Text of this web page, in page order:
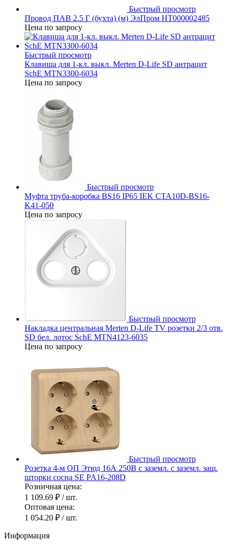
Быстрый просмотр
Провод ПАВ 2.5 Г (бухта) (м) ЭлПром НТ000002485
Цена по запросу
Быстрый просмотр
Клавиша для 1-кл. выкл. Merten D-Life SD антрацит
SchE MTN3300-6034
Цена по запросу
Быстрый просмотр
Муфта труба-коробка BS16 IP65 IEK CTA10D-BS16-
K41-050
Цена по запросу
Быстрый просмотр
Накладка центральная Merten D-Life TV розетки 2/3 отв.
SD бел. лотос SchE MTN4123-6035
Цена по запросу
Быстрый просмотр
Розетка 4-м ОП Этюд 16А 250В с заземл. с заземл. защ.
шторки сосна SE PA16-208D
Розничная цена:
1 109.69 ₽ / шт.
Оптовая цена:
1 054.20 ₽ / шт.
Информация